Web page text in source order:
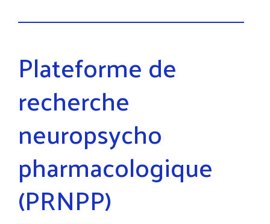
Plateforme de
recherche
neuropsycho
pharmacologique
(PRNPP)